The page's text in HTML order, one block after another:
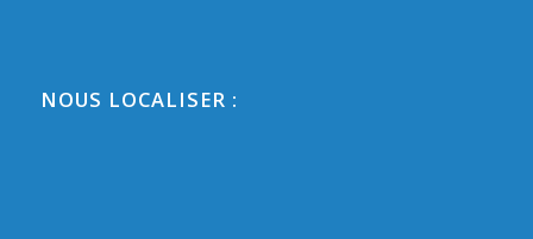
NOUS LOCALISER :